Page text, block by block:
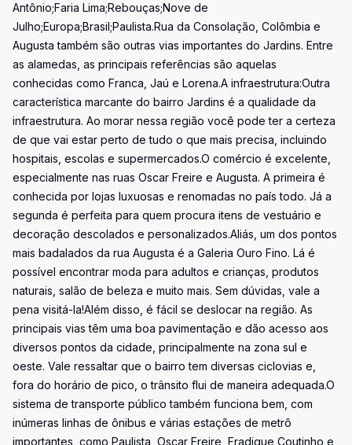
Antônio;Faria Lima;Rebouças;Nove de
Julho;Europa;Brasil;Paulista.Rua da Consolação, Colômbia e
Augusta também são outras vias importantes do Jardins. Entre
as alamedas, as principais referências são aquelas
conhecidas como Franca, Jaú e Lorena.A infraestrutura:Outra
característica marcante do bairro Jardins é a qualidade da
infraestrutura. Ao morar nessa região você pode ter a certeza
de que vai estar perto de tudo o que mais precisa, incluindo
hospitais, escolas e supermercados.O comércio é excelente,
especialmente nas ruas Oscar Freire e Augusta. A primeira é
conhecida por lojas luxuosas e renomadas no país todo. Já a
segunda é perfeita para quem procura itens de vestuário e
decoração descolados e personalizados.Aliás, um dos pontos
mais badalados da rua Augusta é a Galeria Ouro Fino. Lá é
possível encontrar moda para adultos e crianças, produtos
naturais, salão de beleza e muito mais. Sem dúvidas, vale a
pena visitá-la!Além disso, é fácil se deslocar na região. As
principais vias têm uma boa pavimentação e dão acesso aos
diversos pontos da cidade, principalmente na zona sul e
oeste. Vale ressaltar que o bairro tem diversas ciclovias e,
fora do horário de pico, o trânsito flui de maneira adequada.O
sistema de transporte público também funciona bem, com
inúmeras linhas de ônibus e várias estações de metrô
importantes, como Paulista, Oscar Freire, Fradique Coutinho e